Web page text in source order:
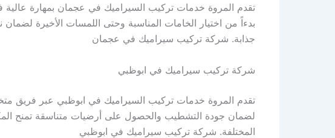
تقدم المروة خدمات تركيب السيراميك في عجمان بمهارة
بدءاً من اختيار الخامات المناسبة وحتى اللمسات الأخيرة
جذابة. شركة تركيب سيراميك في عجمان
شركة تركيب سيراميك في ابوظبي
تقدم المروة خدمات تركيب السيراميك في ابوظبي عبر فريق
لضمان جودة التشطيب والحصول على أرضيات متناسقة تمنح
المختلفة. شركة تركيب سيراميك في ابوظبي